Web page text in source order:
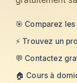
🎯 Comparez
⚡ Trouvez un
💬 Contactez
🏠 Cours à